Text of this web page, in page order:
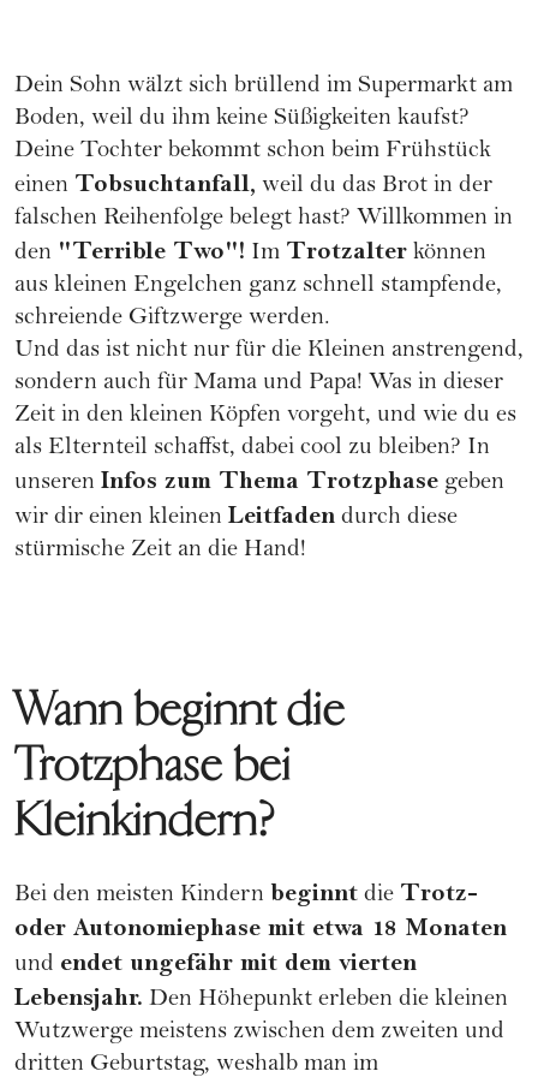
Dein Sohn wälzt sich brüllend im Supermarkt am
Boden, weil du ihm keine Süßigkeiten kaufst?
Deine Tochter bekommt schon beim Frühstück
einen Tobsuchtanfall, weil du das Brot in der
falschen Reihenfolge belegt hast? Willkommen in
den "Terrible Two"! Im Trotzalter können
aus kleinen Engelchen ganz schnell stampfende,
schreiende Giftzwerge werden.
Und das ist nicht nur für die Kleinen anstrengend,
sondern auch für Mama und Papa! Was in dieser
Zeit in den kleinen Köpfen vorgeht, und wie du es
als Elternteil schaffst, dabei cool zu bleiben? In
unseren Infos zum Thema Trotzphase geben
wir dir einen kleinen Leitfaden durch diese
stürmische Zeit an die Hand!
Wann beginnt die
Trotzphase bei
Kleinkindern?
Bei den meisten Kindern beginnt die Trotz-
oder Autonomiephase mit etwa 18 Monaten
und endet ungefähr mit dem vierten
Lebensjahr. Den Höhepunkt erleben die kleinen
Wutzwerge meistens zwischen dem zweiten und
dritten Geburtstag, weshalb man im